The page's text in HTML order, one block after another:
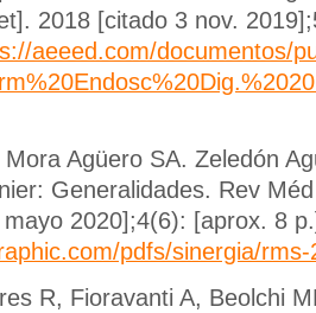
2018 [citado 3 nov.
aeeed.com/documentos/
Agüero SA. Zeledón
Generalidades. Rev
2020];4(6): [aprox. 8
pdfs/sinergia/
R, Fioravanti A, Beolchi